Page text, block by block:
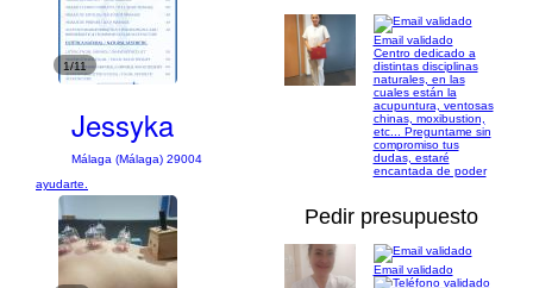
1/11
Jessyka
Málaga (Málaga) 29004
Email validado
Centro dedicado a
distintas disciplinas
naturales, en las
cuales están la
acupuntura, ventosas
chinas, moxibustion,
etc... Preguntame sin
compromiso tus
dudas, estaré
encantada de poder
ayudarte.
Pedir presupuesto
Email validado